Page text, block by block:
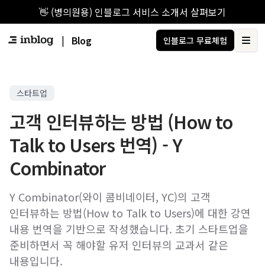
👋 (병의원용) 인블로그 서비스 소개서 살펴보기
| Blog 인블로그 무료체험
스타트업
고객 인터뷰하는 방법 (How to
Talk to Users 번역) - Y
Combinator
Y Combinator(와이 콤비네이터, YC)의 고객
인터뷰하는 방법(How to Talk to Users)에 대한 강연
내용 번역을 기반으로 작성했습니다. 초기 스타트업을
준비하면서 꼭 해야할 유저 인터뷰의 교과서 같은
내용입니다.